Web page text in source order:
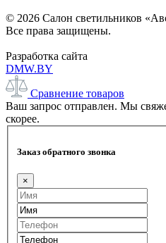
© 2026 Салон светильников
Все права защищены.
Разработка сайта
DMW.BY
Сравнение товаров
Ваш запрос отправлен. Мы
скорее.
Заказ обратного звонка
×